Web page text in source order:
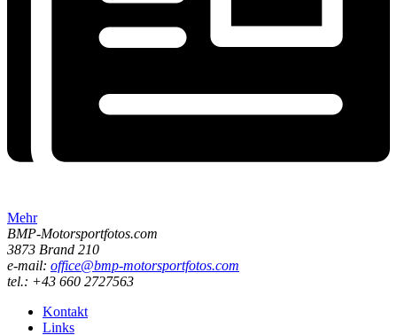
Mehr
BMP-Motorsportfotos.com
3873 Brand 210
e-mail: office@bmp-motorsportfotos.com
tel.: +43 660 2727563
Kontakt
Links